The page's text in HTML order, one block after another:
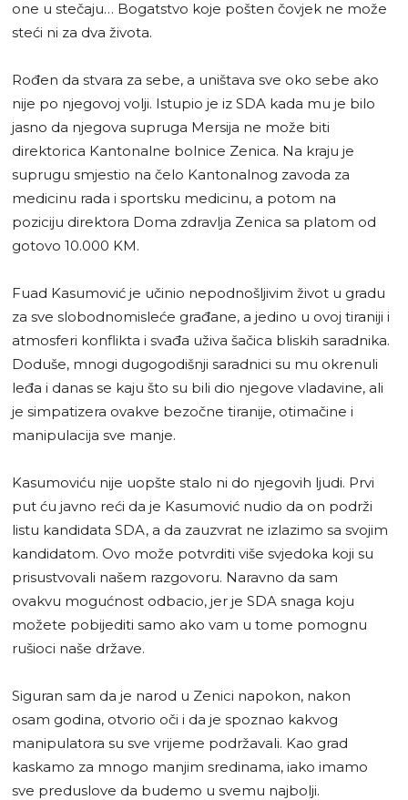
one u stečaju… Bogatstvo koje pošten čovjek ne može
steći ni za dva života.
Rođen da stvara za sebe, a uništava sve oko sebe ako
nije po njegovoj volji. Istupio je iz SDA kada mu je bilo
jasno da njegova supruga Mersija ne može biti
direktorica Kantonalne bolnice Zenica. Na kraju je
suprugu smjestio na čelo Kantonalnog zavoda za
medicinu rada i sportsku medicinu, a potom na
poziciju direktora Doma zdravlja Zenica sa platom od
gotovo 10.000 KM.
Fuad Kasumović je učinio nepodnošljivim život u gradu
za sve slobodnomisleće građane, a jedino u ovoj tiraniji i
atmosferi konflikta i svađa uživa šačica bliskih saradnika.
Doduše, mnogi dugogodišnji saradnici su mu okrenuli
leđa i danas se kaju što su bili dio njegove vladavine, ali
je simpatizera ovakve bezočne tiranije, otimačine i
manipulacija sve manje.
Kasumoviću nije uopšte stalo ni do njegovih ljudi. Prvi
put ću javno reći da je Kasumović nudio da on podrži
listu kandidata SDA, a da zauzvrat ne izlazimo sa svojim
kandidatom. Ovo može potvrditi više svjedoka koji su
prisustvovali našem razgovoru. Naravno da sam
ovakvu mogućnost odbacio, jer je SDA snaga koju
možete pobijediti samo ako vam u tome pomognu
rušioci naše države.
Siguran sam da je narod u Zenici napokon, nakon
osam godina, otvorio oči i da je spoznao kakvog
manipulatora su sve vrijeme podržavali. Kao grad
kaskamo za mnogo manjim sredinama, iako imamo
sve preduslove da budemo u svemu najbolji.